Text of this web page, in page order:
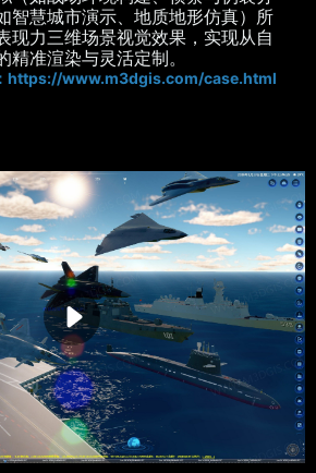
智慧城市演示、地质地形仿真）所
现力三维场景视觉效果，实现从自
精准渲染与灵活定制。
https://www.m3dgis.com/case.html